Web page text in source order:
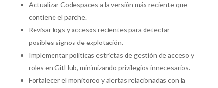
Actualizar Codespaces a la versión más reciente que
contiene el parche.
Revisar logs y accesos recientes para detectar
posibles signos de explotación.
Implementar políticas estrictas de gestión de acceso y
roles en GitHub, minimizando privilegios innecesarios.
Fortalecer el monitoreo y alertas relacionadas con la